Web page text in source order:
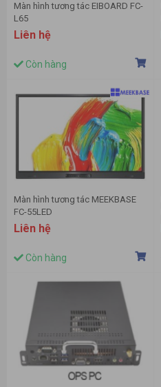
Màn hình tương tác EIBOARD FC-
L65
Liên hệ
Còn hàng
Màn hình tương tác MEEKBASE
FC-55LED
Liên hệ
Còn hàng